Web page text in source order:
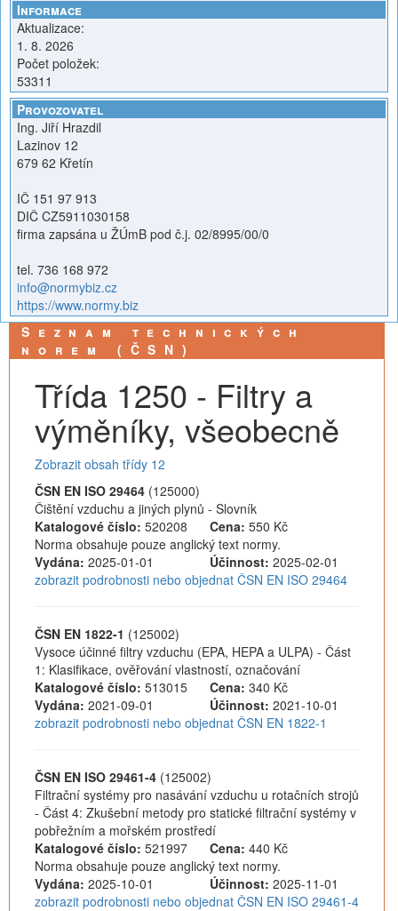
Informace
Aktualizace:
1. 8. 2026
Počet položek:
53311
Provozovatel
Ing. Jiří Hrazdil
Lazinov 12
679 62 Křetín
IČ 151 97 913
DIČ CZ5911030158
firma zapsána u ŽÚmB pod č.j. 02/8995/00/0
tel. 736 168 972
info@normybiz.cz
https://www.normy.biz
Seznam technických
norem (ČSN)
Třída 1250 - Filtry a
výměníky, všeobecně
Zobrazit obsah třídy 12
ČSN EN ISO 29464 (125000)
Čištění vzduchu a jiných plynů - Slovník
Katalogové číslo: 520208 Cena: 550 Kč
Norma obsahuje pouze anglický text normy.
Vydána: 2025-01-01 Účinnost: 2025-02-01
zobrazit podrobnosti nebo objednat ČSN EN ISO 29464
ČSN EN 1822-1 (125002)
Vysoce účinné filtry vzduchu (EPA, HEPA a ULPA) - Část
1: Klasifikace, ověřování vlastností, označování
Katalogové číslo: 513015 Cena: 340 Kč
Vydána: 2021-09-01 Účinnost: 2021-10-01
zobrazit podrobnosti nebo objednat ČSN EN 1822-1
ČSN EN ISO 29461-4 (125002)
Filtrační systémy pro nasávání vzduchu u rotačních strojů
- Část 4: Zkušební metody pro statické filtrační systémy v
pobřežním a mořském prostředí
Katalogové číslo: 521997 Cena: 440 Kč
Norma obsahuje pouze anglický text normy.
Vydána: 2025-10-01 Účinnost: 2025-11-01
zobrazit podrobnosti nebo objednat ČSN EN ISO 29461-4